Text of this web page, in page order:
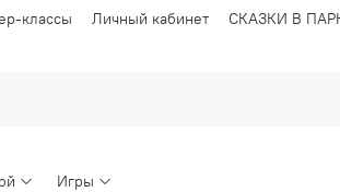
классы Личный кабинет СКАЗКИ В
Игры